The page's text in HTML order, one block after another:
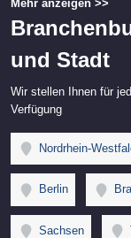
Mehr anzeigen >>
und Stadt
Wir stellen Ihnen für
Verfügung
Nordrhein-
Berlin
Sachsen